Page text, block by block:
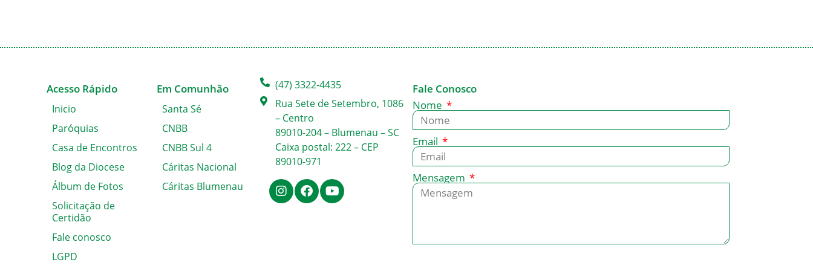
Acesso Rápido
Inicio
Paróquias
Casa de Encontros
Blog da Diocese
Álbum de Fotos
Solicitação de
Certidão
Fale conosco
LGPD
Em Comunhão
Santa Sé
CNBB
CNBB Sul 4
Cáritas Nacional
Cáritas Blumenau
(47) 3322-4435
Rua Sete de Setembro, 1086
– Centro
89010-204 – Blumenau – SC
Caixa postal: 222 – CEP
89010-971
Fale Conosco
Nome
Email
Mensagem